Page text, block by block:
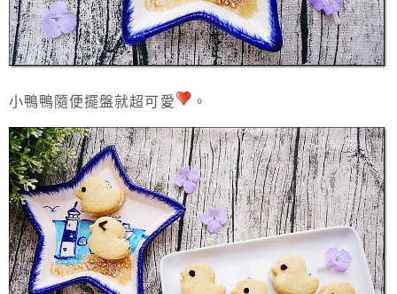
小鴨鴨隨便擺盤就超可愛 。